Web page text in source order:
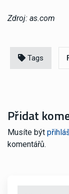
Zdroj: as.com
Tags
Přidat
Musíte být
komentářů.